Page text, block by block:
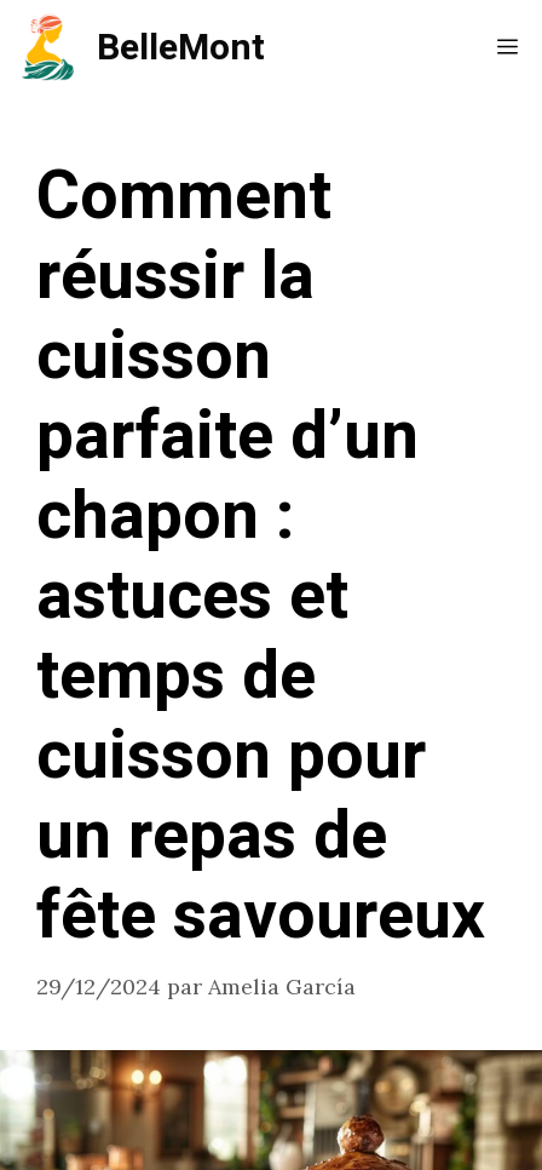
Aller
BelleMont
Comment
réussir la
cuisson
parfaite d’un
chapon :
astuces et
temps de
cuisson pour
un repas de
fête savoureux
29/12/2024 par Amelia García